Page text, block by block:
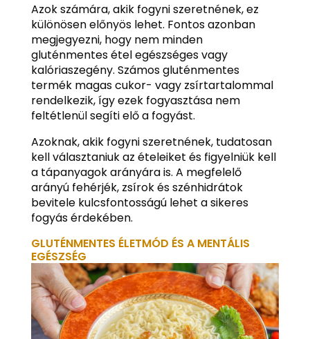
Azok számára, akik fogyni szeretnének, ez
különösen előnyös lehet. Fontos azonban
megjegyezni, hogy nem minden
gluténmentes étel egészséges vagy
kalóriaszegény. Számos gluténmentes
termék magas cukor- vagy zsírtartalommal
rendelkezik, így ezek fogyasztása nem
feltétlenül segíti elő a fogyást.
Azoknak, akik fogyni szeretnének, tudatosan
kell választaniuk az ételeiket és figyelniük kell
a tápanyagok arányára is. A megfelelő
arányú fehérjék, zsírok és szénhidrátok
bevitele kulcsfontosságú lehet a sikeres
fogyás érdekében.
GLUTÉNMENTES ÉLETMÓD ÉS A MENTÁLIS
EGÉSZSÉG